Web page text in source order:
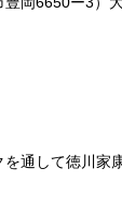
通して徳川家